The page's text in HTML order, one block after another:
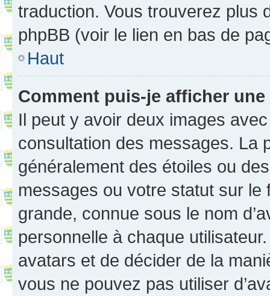
traduction. Vous trouverez plus
phpBB (voir le lien en bas de
Haut
Comment puis-je afficher
Il peut y avoir deux images
consultation des messages. La
généralement des étoiles ou
messages ou votre statut sur
grande, connue sous le nom
personnelle à chaque utilisateur.
avatars et de décider de la
vous ne pouvez pas utiliser